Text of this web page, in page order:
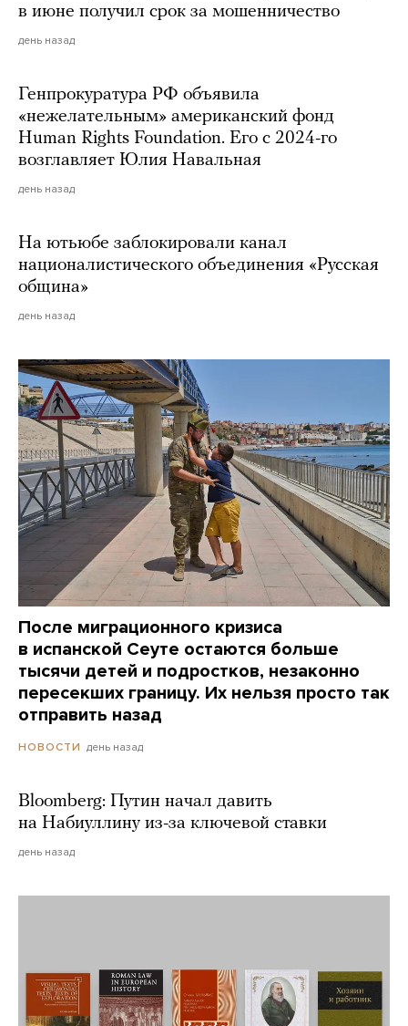
в июне получил срок за мошенничество
день назад
Генпрокуратура РФ объявила
«нежелательным» американский фонд
Human Rights Foundation. Его с 2024-го
возглавляет Юлия Навальная
день назад
На ютьюбе заблокировали канал
националистического объединения «Русская
община»
день назад
После миграционного кризиса
в испанской Сеуте остаются больше
тысячи детей и подростков, незаконно
пересекших границу. Их нельзя просто так
отправить назад
НОВОСТИ день назад
Bloomberg: Путин начал давить
на Набиуллину из-за ключевой ставки
день назад